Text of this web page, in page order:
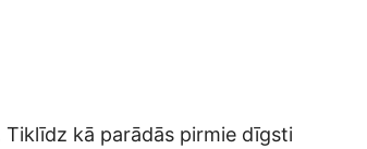
Tiklīdz kā parādās pirmie dīgsti